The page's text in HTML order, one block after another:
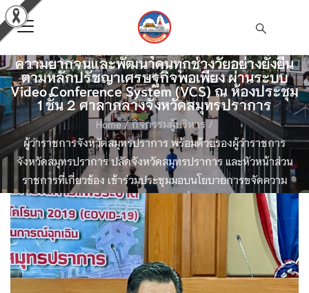
ผู้ว่าราชการจังหวัดสมุทรปราการ พร้อมด้วยรอง
ผู้ว่าราชการจังหวัดสมุทรปราการ ปลัดจังหวัด
สมุทรปราการ และหัวหน้าส่วนราชการที่
เกี่ยวข้อง เข้าร่วมประชุมมอบนโยบายการขจัด
ความยากจนและพัฒนาคนทุกช่วงวัยอย่างยั่งยืน
ตามหลักปรัชญาเศรษฐกิจพอเพียง ผ่านระบบ
Video Conference System (VCS) ณ ห้องประชุม
1 ชั้น 2 ศาลากลางจังหวัดสมุทรปราการ
Home/ กิจกรรมผู้บริหาร/
ผู้ว่าราชการจังหวัดสมุทรปราการ พร้อมด้วยรองผู้ว่าราชการ
จังหวัดสมุทรปราการ ปลัดจังหวัดสมุทรปราการ และหัวหน้าส่วน
ราชการที่เกี่ยวข้อง เข้าร่วมประชุมมอบนโยบายการขจัดความ
ยากจนและพัฒนาคนทุกช่วงวัยอย่างยั่งยืน ตามหลักปรัชญา
เศรษฐกิจพอเพียง ผ่านระบบ Video Conference System (VCS) ณ
ห้องประชุม 1 ชั้น 2 ศาลากลางจังหวัดสมุทรปราการ